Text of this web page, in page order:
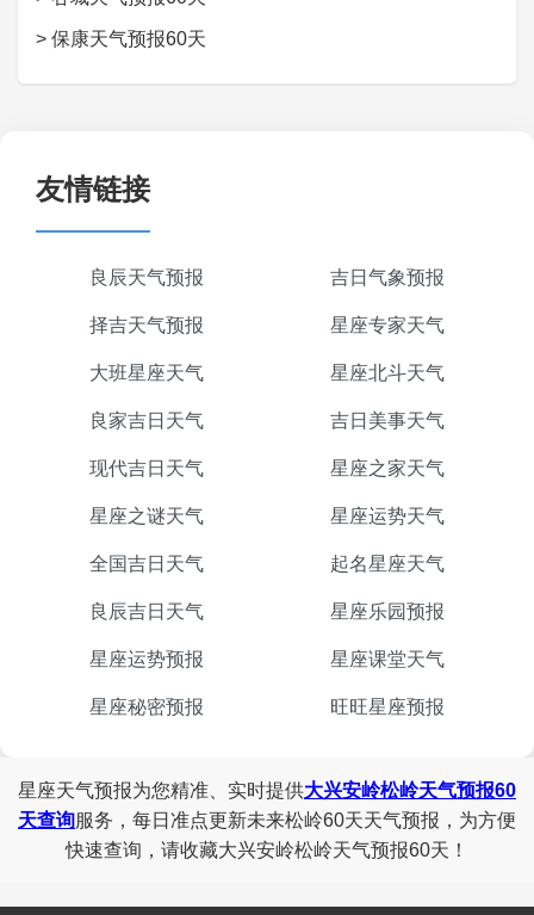
> 保康天气预报60天
友情链接
良辰天气预报 吉日气象预报
择吉天气预报 星座专家天气
大班星座天气 星座北斗天气
良家吉日天气 吉日美事天气
现代吉日天气 星座之家天气
星座之谜天气 星座运势天气
全国吉日天气 起名星座天气
良辰吉日天气 星座乐园预报
星座运势预报 星座课堂天气
星座秘密预报 旺旺星座预报
星座天气预报为您精准、实时提供大兴安岭松岭天气预报60
天查询服务，每日准点更新未来松岭60天天气预报，为方便
快速查询，请收藏大兴安岭松岭天气预报60天！